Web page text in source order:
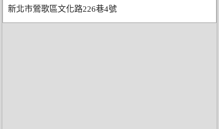
新北市鶯歌區文化路226巷4號